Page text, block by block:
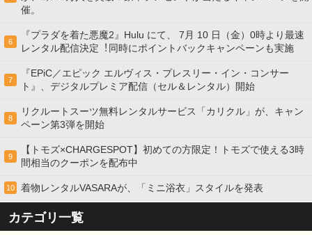
催。
6
『プラダを着た悪魔2』Hulu にて、 7⽉ 10 ⽇（金）0時より最速
レンタル配信決定︕同時にポイントバックキャンペーンも実施
7
『EPiC／エピック エルヴィス・プレスリー・イン・コンサー
ト』、デジタルプレミア配信（セル＆レンタル）開始
8
リクルートスーツ無料レンタルサービス「カリクル」が、キャン
ペーン第3弾を開始
9
【トモズ×CHARGESPOT】初めての方限定！トモズで使える3時
間相当のクーポンを配布中
10 着物レンタルVASARAが、「ミニ浴衣」スタイルを発表
カテゴリ一覧